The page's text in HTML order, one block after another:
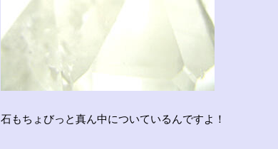
石もちょびっと真ん中についているんですよ！